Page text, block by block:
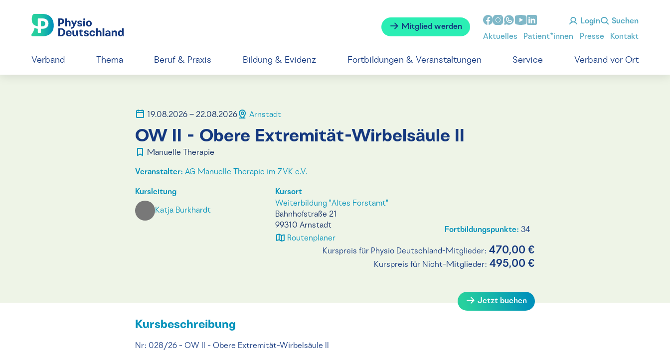
Mitglied werden
Login Suchen
Aktuelles Patient*innen Presse Kontakt
Verband Thema Beruf & Praxis Bildung & Evidenz Fortbildungen & Veranstaltungen Service Verband vor Ort
19.08.2026 – 22.08.2026 Arnstadt
OW II - Obere Extremität-Wirbelsäule II
Manuelle Therapie
Veranstalter: AG Manuelle Therapie im ZVK e.V.
Kursleitung
Katja Burkhardt
Kursort
Weiterbildung "Altes Forstamt"
Bahnhofstraße 21
99310 Arnstadt
Routenplaner
Fortbildungspunkte: 34
Kurspreis für Physio Deutschland-Mitglieder: 470,00 €
Kurspreis für Nicht-Mitglieder: 495,00 €
Jetzt buchen
Kursbeschreibung
Nr: 028/26 - OW II - Obere Extremität-Wirbelsäule II